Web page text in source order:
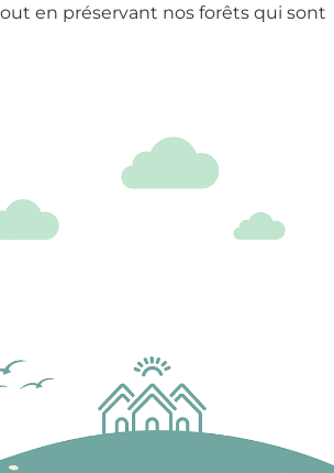
en préservant nos forêts qui sont